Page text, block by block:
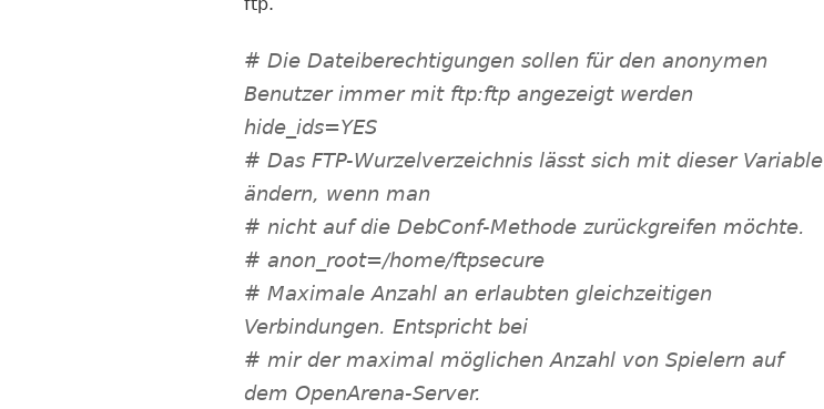
# Die Dateiberechtigungen sollen für den anonymen
Benutzer immer mit ftp:ftp angezeigt werden
hide_ids=YES
# Das FTP-Wurzelverzeichnis lässt sich mit dieser Variable
ändern, wenn man
# nicht auf die DebConf-Methode zurückgreifen möchte.
# anon_root=/home/ftpsecure
# Maximale Anzahl an erlaubten gleichzeitigen
Verbindungen. Entspricht bei
# mir der maximal möglichen Anzahl von Spielern auf
dem OpenArena-Server.